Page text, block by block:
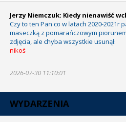
Jerzy Niemczuk: Kiedy nienawiść
Czy to ten Pan co w latach 2020-2021r
maseczką z pomarańczowym
zdjęcia, ale chyba wszystkie usunął.
nikoś
2026-07-30 11:10:01
WYDARZENIA